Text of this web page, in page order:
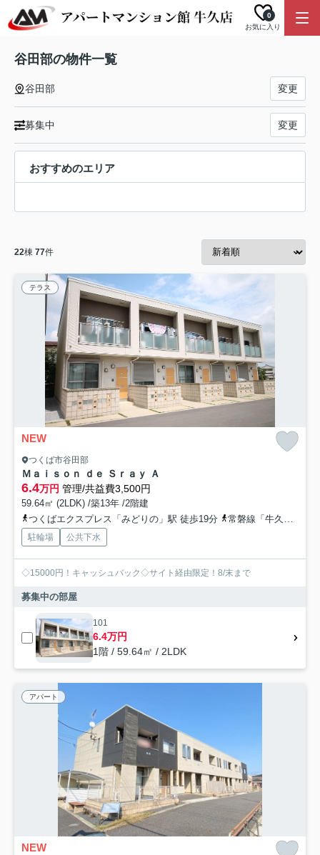
お気に入り
0
谷田部の物件一覧
谷田部 変更
募集中 変更
おすすめのエリア
22棟 77件
テラス
NEW
つくば市谷田部
Ｍａｉｓｏｎ ｄｅ Ｓｒａｙ Ａ
6.4万円 管理/共益費3,500円
59.64㎡ (2LDK) /築13年 /2階建
つくばエクスプレス「みどりの」駅 徒歩19分
常磐線「牛久」駅 バス35分 茨城県つくば市「みどりの駅」 停歩19分
駐輪場 公共下水
◇15000円！キャッシュバック◇サイト経由限定！8/末まで
募集中の部屋
101
6.4万円
1階 / 59.64㎡ / 2LDK
アパート
NEW